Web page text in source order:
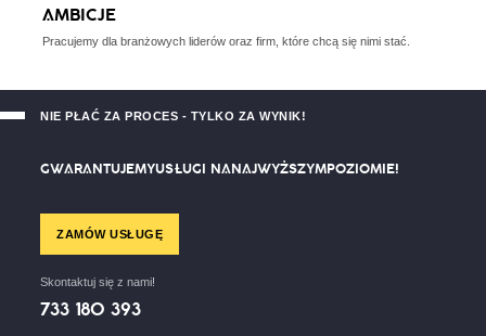
AMBICJE
Pracujemy dla branżowych liderów oraz firm, które chcą się nimi stać.
NIE PŁAĆ ZA PROCES - TYLKO ZA WYNIK!
GWARANTUJEMYUSŁUGI NANAJWYŻSZYMPOZIOMIE!
ZAMÓW USŁUGĘ
Skontaktuj się z nami!
733 180 393